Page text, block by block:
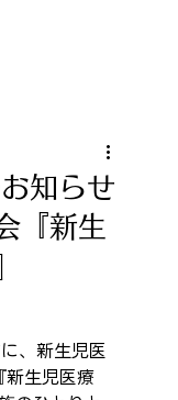
知らせ
『新生
、新生児医
生児医療